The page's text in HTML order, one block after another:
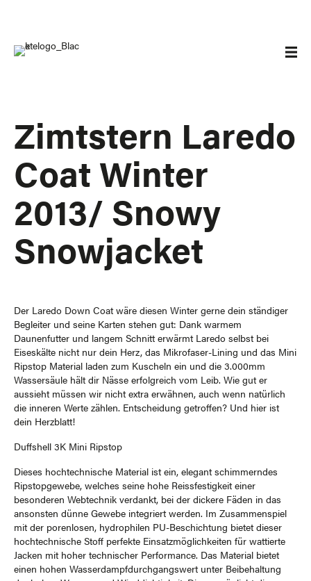
Zimtstern Laredo
Coat Winter
2013/ Snowy
Snowjacket
Der Laredo Down Coat wäre diesen Winter gerne dein ständiger
Begleiter und seine Karten stehen gut: Dank warmem
Daunenfutter und langem Schnitt erwärmt Laredo selbst bei
Eiseskälte nicht nur dein Herz, das Mikrofaser-Lining und das Mini
Ripstop Material laden zum Kuscheln ein und die 3.000mm
Wassersäule hält dir Nässe erfolgreich vom Leib. Wie gut er
aussieht müssen wir nicht extra erwähnen, auch wenn natürlich
die inneren Werte zählen. Entscheidung getroffen? Und hier ist
dein Herzblatt!
Duffshell 3K Mini Ripstop
Dieses hochtechnische Material ist ein, elegant schimmerndes
Ripstopgewebe, welches seine hohe Reissfestigkeit einer
besonderen Webtechnik verdankt, bei der dickere Fäden in das
ansonsten dünne Gewebe integriert werden. Im Zusammenspiel
mit der porenlosen, hydrophilen PU-Beschichtung bietet dieser
hochtechnische Stoff perfekte Einsatzmöglichkeiten für wattierte
Jacken mit hoher technischer Performance. Das Material bietet
einen hohen Wasserdampfdurchgangswert unter Beibehaltung